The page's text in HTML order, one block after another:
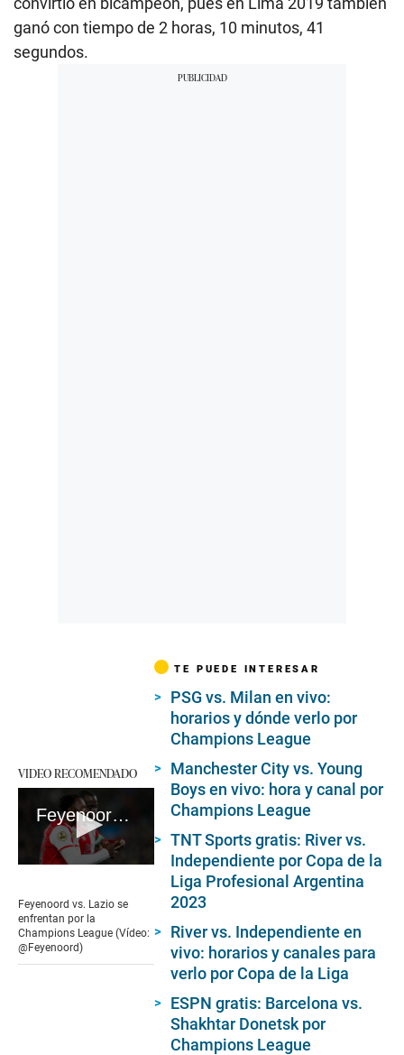
ganó con tiempo de 2 horas, 10 minutos, 41
segundos.
VIDEO RECOMENDADO
Feyenoord vs. Lazio: la previa
of
48
seconds
Feyenoord vs. Lazio se
enfrentan por la
Champions League (Vídeo:
@Feyenoord)
TE PUEDE INTERESAR
PSG vs. Milan en vivo:
horarios y dónde verlo por
Champions League
Manchester City vs. Young
Boys en vivo: hora y canal por
Champions League
TNT Sports gratis: River vs.
Independiente por Copa de la
Liga Profesional Argentina
2023
River vs. Independiente en
vivo: horarios y canales para
verlo por Copa de la Liga
ESPN gratis: Barcelona vs.
Shakhtar Donetsk por
Champions League